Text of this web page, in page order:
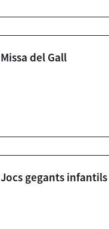
Missa del Gall
Jocs gegants infantils